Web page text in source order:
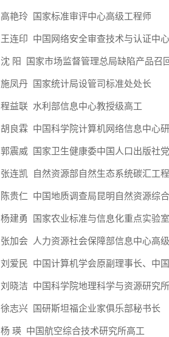
高艳玲 国家标准审评中心高级工程师
王连印 中国网络安全审查技术与认证中
沈 阳 国家市场监督管理总局缺陷产品召
施凤丹 国家统计局设管司标准处处长
程益联 水利部信息中心教授级高工
胡良霖 中国科学院计算机网络信息中心
郭震威 国家卫生健康委中国人口出版社
张连凯 自然资源部自然生态系统碳汇工
陈贵仁 中国地质调查局昆明自然资源综
杨建勇 国家农业标准与信息化重点实验
张加会 人力资源社会保障部信息中心高
刘爱民 中国计算机学会原副理事长、中
刘晓洁 中国科学院地理科学与资源研究
徐志兴 国研斯坦福企业家俱乐部秘书长
杨 瑛 中国航空综合技术研究所高工